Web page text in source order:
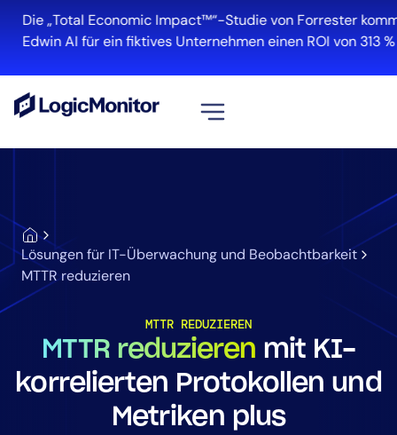
Die „Total Economic Impact™“-Studie von Forrester
Edwin AI für ein fiktives Unternehmen einen ROI von 313 %
Lösungen für IT-Überwachung und Beobachtbarkeit
MTTR reduzieren
MTTR REDUZIEREN
MTTR reduzieren mit KI-
korrelierten Protokollen und
Metriken plus
Cloud und Multi-Cloud
Log-Management
Lösung
Automatisierung
Tool-Konsolidierung